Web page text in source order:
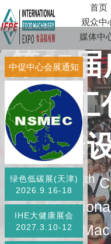
首页
观众中
媒体中
第35届
品加工
配套
The 35th
Packaging
中促中心会展通知
绿色低碳展(天津)
2026.9.16-18
IHE大健康展会
2027.3.10-12